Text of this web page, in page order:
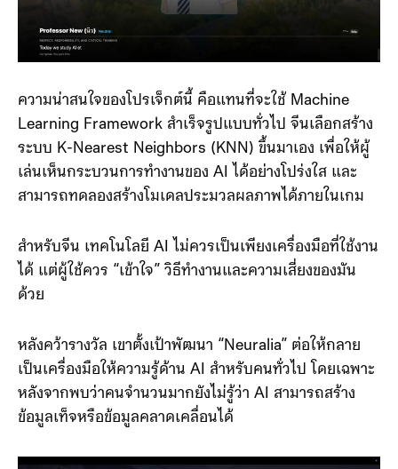
ความน่าสนใจของโปรเจ็กต์นี้ คือแทนที่จะใช้ Machine
Learning Framework สำเร็จรูปแบบทั่วไป จีนเลือกสร้าง
ระบบ K-Nearest Neighbors (KNN) ขึ้นมาเอง เพื่อให้ผู้
สามารถทดลองสร้างโมเดลประมวลผลภาพได้ภายในเกม
สำหรับจีน เทคโนโลยี AI ไม่ควรเป็นเพียงเครื่องมือที่ใช้งาน
ด้วย
หลังคว้ารางวัล เขาตั้งเป้าพัฒนา “Neuralia” ต่อให้กลาย
เป็นเครื่องมือให้ความรู้ด้าน AI สำหรับคนทั่วไป โดยเฉพาะ